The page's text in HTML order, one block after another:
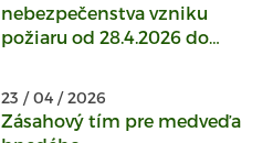
nebezpečenstva vzniku
požiaru od 28.4.2026 do
23 / 04 / 2026
Zásahový tím pre medveďa